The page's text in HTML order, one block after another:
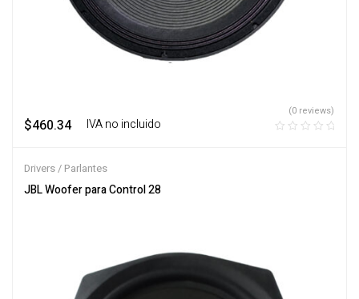
$460.34 ‎ ‎ ‎ IVA no incluido
(0 reviews)
Drivers / Parlantes
JBL Woofer para Control 28